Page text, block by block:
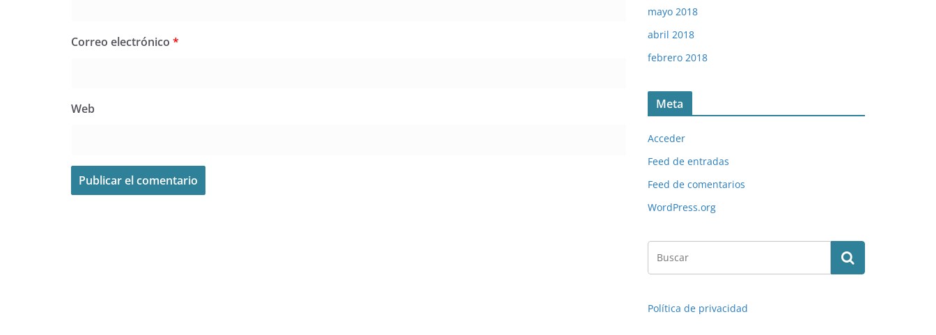
Correo electrónico *
Web
mayo 2018
abril 2018
febrero 2018
Meta
Acceder
Feed de entradas
Feed de comentarios
WordPress.org
Política de privacidad